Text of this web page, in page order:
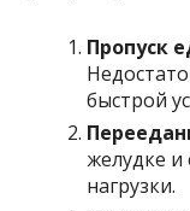
Пропуск
быстрой
желудке и
нагрузки.